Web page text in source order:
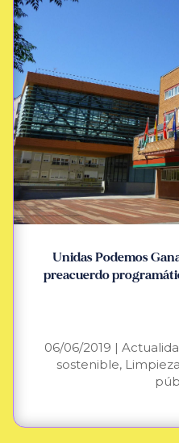
Unidas Podemos
preacuerdo
06/06/2019 |
sostenible, Limpieza